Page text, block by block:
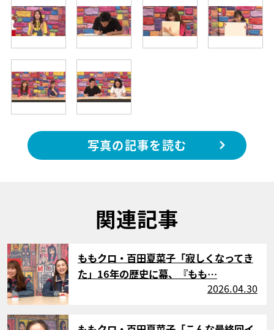
写真の記事を読む
関連記事
サムネイル
ももクロ・百田夏菜子「寂しくなってき
た」16年の歴史に幕、『もも…
2026.04.30
サムネイル